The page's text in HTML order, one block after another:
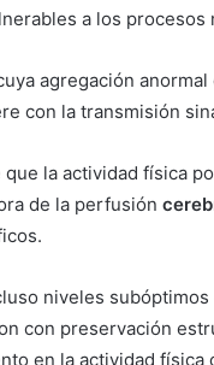
a los
agregación
con la transmisión
la actividad física
de la perfusión
niveles
con preservación
en la actividad